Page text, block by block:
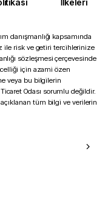
İlkeleri
danışmanlığı kapsamında
ile risk ve getiri tercihlerinize
sözleşmesi çerçevesinde
için azami özen
veya bu bilgilerin
Odası sorumlu değildir.
tüm bilgi ve verilerin